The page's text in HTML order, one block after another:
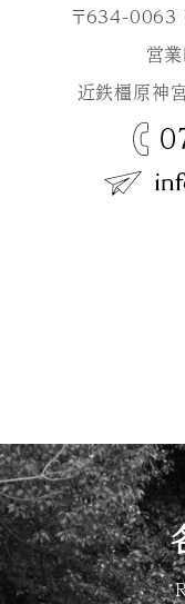
〒634-0063
営
近鉄橿原神